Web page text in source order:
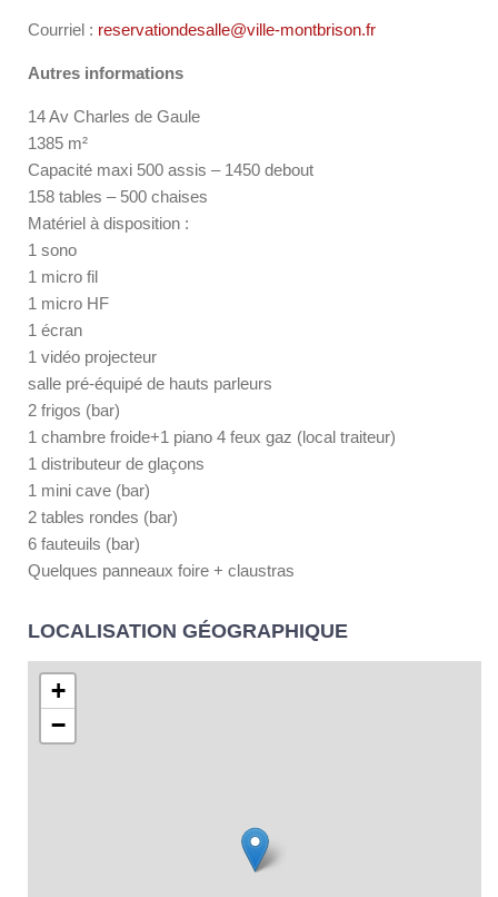
Courriel : reservationdesalle@ville-montbrison.fr
Autres informations
14 Av Charles de Gaule
1385 m²
Capacité maxi 500 assis – 1450 debout
158 tables – 500 chaises
Matériel à disposition :
1 sono
1 micro fil
1 micro HF
1 écran
1 vidéo projecteur
salle pré-équipé de hauts parleurs
2 frigos (bar)
1 chambre froide+1 piano 4 feux gaz (local traiteur)
1 distributeur de glaçons
1 mini cave (bar)
2 tables rondes (bar)
6 fauteuils (bar)
Quelques panneaux foire + claustras
LOCALISATION GÉOGRAPHIQUE
+
−